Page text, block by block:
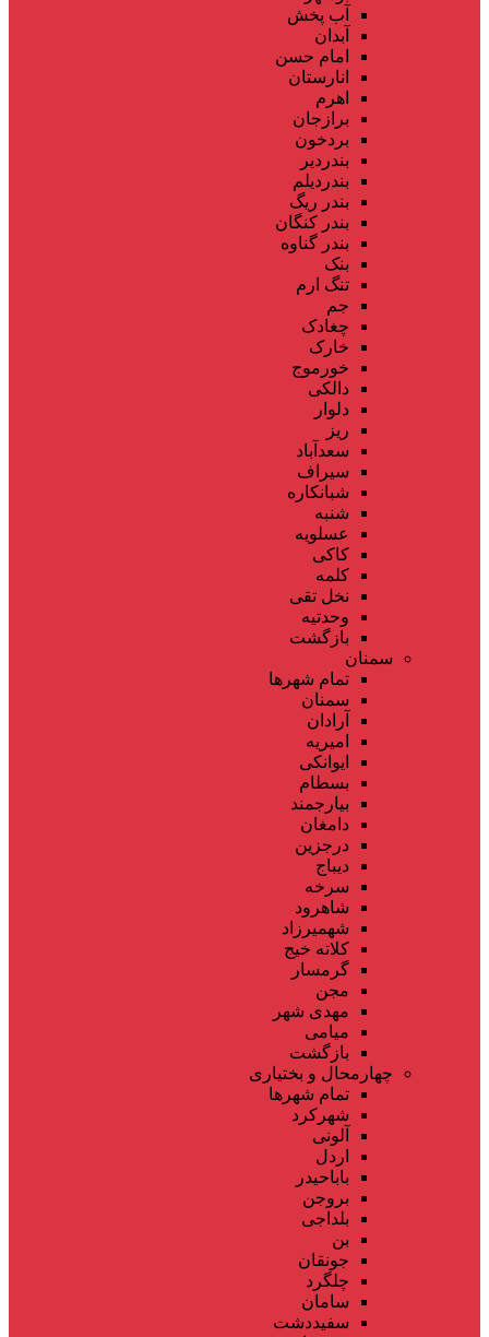
آب پخش
آبدان
امام حسن
انارستان
اهرم
برازجان
بردخون
بندردیر
بندردیلم
بندر ریگ
بندر کنگان
بندر گناوه
بنک
تنگ ارم
جم
چغادک
خارک
خورموج
دالکی
دلوار
ریز
سعدآباد
سیراف
شبانکاره
شنبه
عسلویه
کاکی
کلمه
نخل تقی
وحدتیه
بازگشت
سمنان
تمام شهر‌ها
سمنان
آرادان
امیریه
ایوانکی
بسطام
بیارجمند
دامغان
درجزین
دیباج
سرخه
شاهرود
شهمیرزاد
کلاته خیج
گرمسار
مجن
مهدی شهر
میامی
بازگشت
چهارمحال و بختیاری
تمام شهر‌ها
شهرکرد
آلونی
اردل
باباحیدر
بروجن
بلداجی
بن
جونقان
چلگرد
سامان
سفیددشت